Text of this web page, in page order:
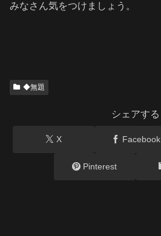
みなさん気をつけましょう。
◆無題
シェアする
X Facebook
Pinterest